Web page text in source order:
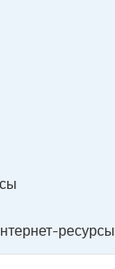
ресурсы